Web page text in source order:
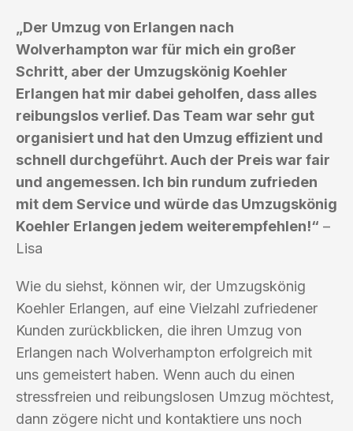
„Der Umzug von Erlangen nach
Wolverhampton war für mich ein großer
Schritt, aber der Umzugskönig Koehler
Erlangen hat mir dabei geholfen, dass alles
reibungslos verlief. Das Team war sehr gut
organisiert und hat den Umzug effizient und
schnell durchgeführt. Auch der Preis war fair
und angemessen. Ich bin rundum zufrieden
mit dem Service und würde das Umzugskönig
Koehler Erlangen jedem weiterempfehlen!“ –
Lisa
Wie du siehst, können wir, der Umzugskönig
Koehler Erlangen, auf eine Vielzahl zufriedener
Kunden zurückblicken, die ihren Umzug von
Erlangen nach Wolverhampton erfolgreich mit
uns gemeistert haben. Wenn auch du einen
stressfreien und reibungslosen Umzug möchtest,
dann zögere nicht und kontaktiere uns noch